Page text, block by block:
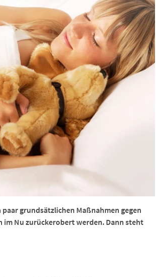
grundsätzlichen Maßnahmen gegen
im Nu zurückerobert werden. Dann steht